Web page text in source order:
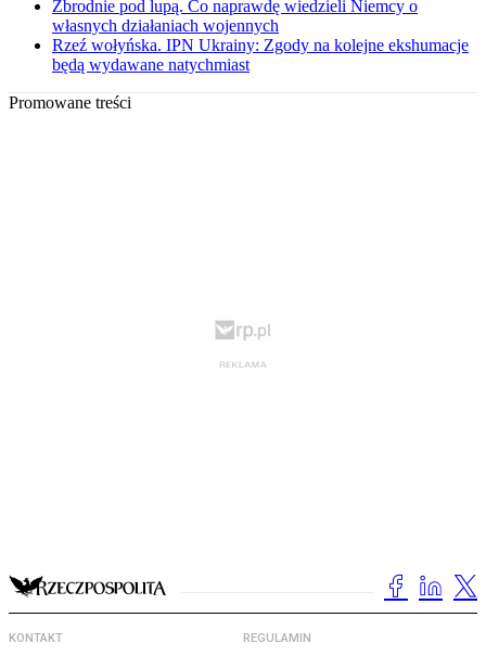
Zbrodnie pod lupą. Co naprawdę wiedzieli Niemcy o
własnych działaniach wojennych
Rzeź wołyńska. IPN Ukrainy: Zgody na kolejne ekshumacje
będą wydawane natychmiast
Promowane treści
KONTAKT REGULAMIN